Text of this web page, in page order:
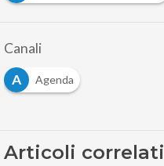
Canali
A
Agenda
Articoli correlati